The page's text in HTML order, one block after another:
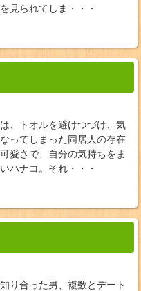
見られてしま・・・
、トオルを避けつづけ、気
ってしまった同居人の存在
愛さで、自分の気持ちをま
ハナコ。それ・・・
り合った男、複数とデート